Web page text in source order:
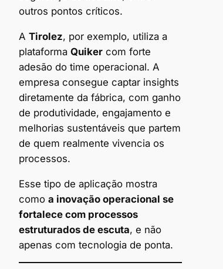
outros pontos críticos.
A Tirolez, por exemplo, utiliza a
plataforma Quiker com forte
adesão do time operacional. A
empresa consegue captar insights
diretamente da fábrica, com ganho
de produtividade, engajamento e
melhorias sustentáveis que partem
de quem realmente vivencia os
processos.
Esse tipo de aplicação mostra
como a inovação operacional se
fortalece com processos
estruturados de escuta, e não
apenas com tecnologia de ponta.